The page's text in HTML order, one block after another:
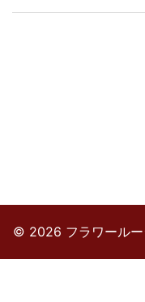
© 2026 フラワール